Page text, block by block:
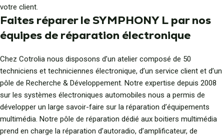
votre client.
Faites réparer le SYMPHONY L par nos
équipes de réparation électronique
Chez Cotrolia nous disposons d’un atelier composé de 50
techniciens et techniciennes électronique, d’un service client et d’un
pôle de Recherche & Développement. Notre expertise depuis 2008
sur les systèmes électroniques automobiles nous a permis de
développer un large savoir-faire sur la réparation d’équipements
multimédia. Notre pôle de réparation dédié aux boitiers multimédia
prend en charge la réparation d’autoradio, d’amplificateur, de